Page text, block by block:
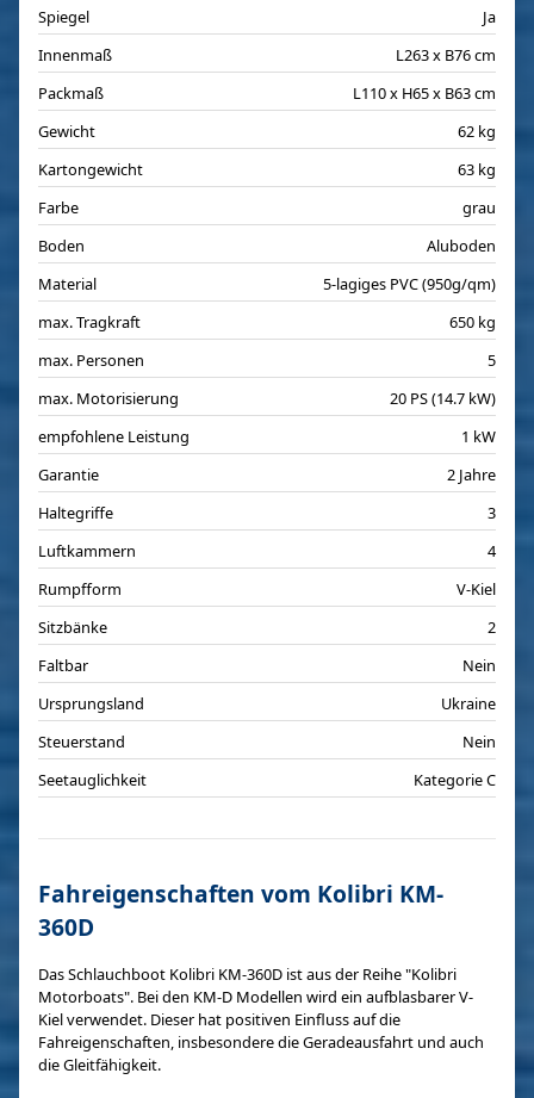
Spiegel
Ja
Innenmaß
L263 x B76 cm
Packmaß
L110 x H65 x B63 cm
Gewicht
62 kg
Kartongewicht
63 kg
Farbe
grau
Boden
Aluboden
Material
5-lagiges PVC (950g/qm)
max. Tragkraft
650 kg
max. Personen
5
max. Motorisierung
20 PS (14.7 kW)
empfohlene Leistung
1 kW
Garantie
2 Jahre
Haltegriffe
3
Luftkammern
4
Rumpfform
V-Kiel
Sitzbänke
2
Faltbar
Nein
Ursprungsland
Ukraine
Steuerstand
Nein
Seetauglichkeit
Kategorie C
Fahreigenschaften vom Kolibri KM-
360D
Das Schlauchboot Kolibri KM-360D ist aus der Reihe "Kolibri
Motorboats". Bei den KM-D Modellen wird ein aufblasbarer V-
Kiel verwendet. Dieser hat positiven Einfluss auf die
Fahreigenschaften, insbesondere die Geradeausfahrt und auch
die Gleitfähigkeit.